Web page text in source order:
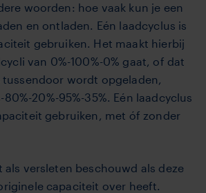
woorden: hoe vaak kun je een
en ontladen. Eén laadcyclus is
gebruiken. Het maakt hierbij
van 0%-100%-0% gaat, of dat
wordt opgeladen,
20%-95%-35%. Eén laadcyclus
gebruiken, met óf zonder
als versleten beschouwd als deze
capaciteit over heeft.